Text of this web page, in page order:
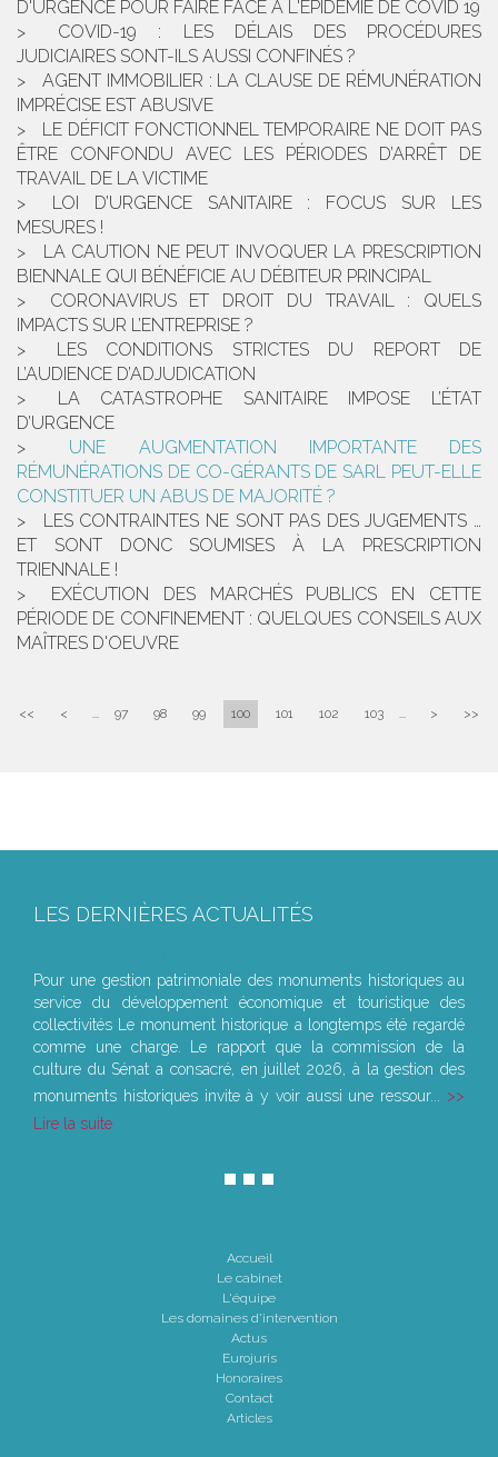
D'URGENCE POUR FAIRE FACE À L'ÉPIDÉMIE DE COVID 19
COVID-19 : LES DÉLAIS DES PROCÉDURES
JUDICIAIRES SONT-ILS AUSSI CONFINÉS ?
AGENT IMMOBILIER : LA CLAUSE DE RÉMUNÉRATION
IMPRÉCISE EST ABUSIVE
LE DÉFICIT FONCTIONNEL TEMPORAIRE NE DOIT PAS
ÊTRE CONFONDU AVEC LES PÉRIODES D’ARRÊT DE
TRAVAIL DE LA VICTIME
LOI D’URGENCE SANITAIRE : FOCUS SUR LES
MESURES !
LA CAUTION NE PEUT INVOQUER LA PRESCRIPTION
BIENNALE QUI BÉNÉFICIE AU DÉBITEUR PRINCIPAL
CORONAVIRUS ET DROIT DU TRAVAIL : QUELS
IMPACTS SUR L’ENTREPRISE ?
LES CONDITIONS STRICTES DU REPORT DE
L’AUDIENCE D’ADJUDICATION
LA CATASTROPHE SANITAIRE IMPOSE L’ÉTAT
D’URGENCE
UNE AUGMENTATION IMPORTANTE DES
RÉMUNÉRATIONS DE CO-GÉRANTS DE SARL PEUT-ELLE
CONSTITUER UN ABUS DE MAJORITÉ ?
LES CONTRAINTES NE SONT PAS DES JUGEMENTS …
ET SONT DONC SOUMISES À LA PRESCRIPTION
TRIENNALE !
EXÉCUTION DES MARCHÉS PUBLICS EN CETTE
PÉRIODE DE CONFINEMENT : QUELQUES CONSEILS AUX
MAÎTRES D'OEUVRE
<< < ... 97 98 99 100 101 102 103 ... > >>
LES DERNIÈRES ACTUALITÉS
Pour une gestion patrimoniale des monuments historiques au
service du développement économique et touristique des
collectivités Le monument historique a longtemps été regardé
comme une charge. Le rapport que la commission de la
culture du Sénat a consacré, en juillet 2026, à la gestion des
monuments historiques invite à y voir aussi une ressour...
Lire la suite
Accueil
Le cabinet
L'équipe
Les domaines d'intervention
Actus
Eurojuris
Honoraires
Contact
Articles